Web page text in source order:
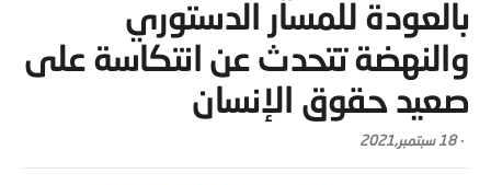
بالعودة للمسار الدستوري
والنهضة تتحدث عن انتكاسة على
صعيد حقوق الإنسان
-18 سبتمبر,2021